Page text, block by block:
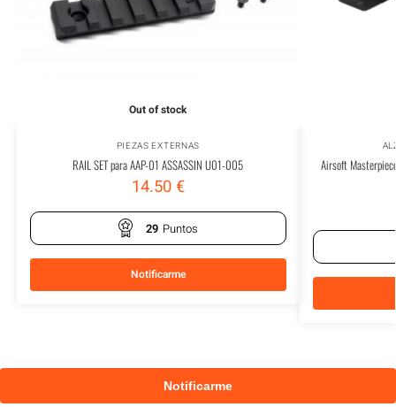
Out of stock
PIEZAS EXTERNAS
RAIL SET para AAP-01 ASSASSIN U01-005
14.50€
29 Puntos
Notificarme
Airsoft